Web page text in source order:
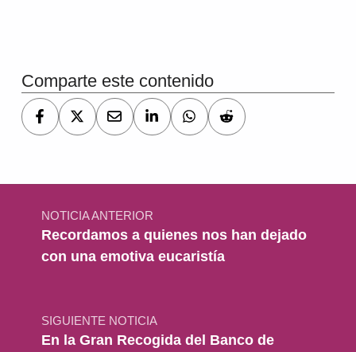
Comparte este contenido
Navegación de entradas
NOTICIA ANTERIOR
Recordamos a quienes nos han dejado
con una emotiva eucaristía
SIGUIENTE NOTICIA
En la Gran Recogida del Banco de